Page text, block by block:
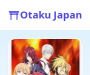
Otaku Japan